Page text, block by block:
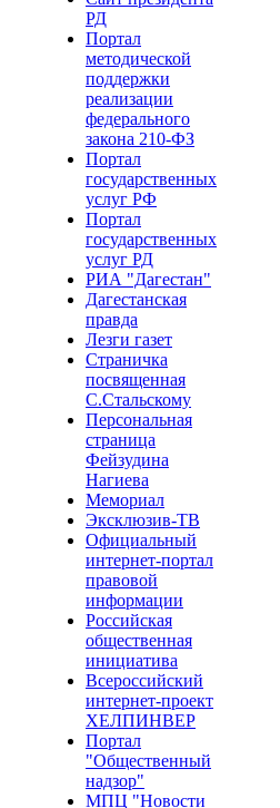
РД
Портал
методической
поддержки
реализации
федерального
закона 210-ФЗ
Портал
государственных
услуг РФ
Портал
государственных
услуг РД
РИА "Дагестан"
Дагестанская
правда
Лезги газет
Страничка
посвященная
С.Стальскому
Персональная
страница
Фейзудина
Нагиева
Мемориал
Эксклюзив-ТВ
Официальный
интернет-портал
правовой
информации
Российская
общественная
инициатива
Всероссийский
интернет-проект
ХЕЛПИНВЕР
Портал
"Общественный
надзор"
МПЦ "Новости